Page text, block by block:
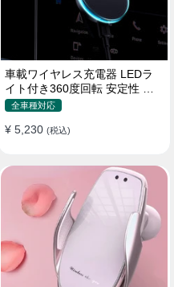
車載ワイヤレス充電器 LEDラ
イト付き360度回転 安定性 粘
着ゲル吸盤＆エアコン吹き出し
イヤレス充電 スマホホルダー
全車種対応
¥ 5,230 (税込)